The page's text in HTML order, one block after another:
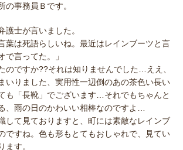
の事務員Ｂです。
護士が言いました。
葉は死語らしいね。最近はレインブーツと言
で言ってた。」
のですか??それは知りませんでした…ええ、
いりました、実用性一辺倒のあの茶色い長い
も「長靴」でございます…それでもちゃんと
、雨の日のかわいい相棒なのですよ…
して見ておりますと、町には素敵なレインブ
ですね。色も形もとてもおしゃれで、見てい
ます。